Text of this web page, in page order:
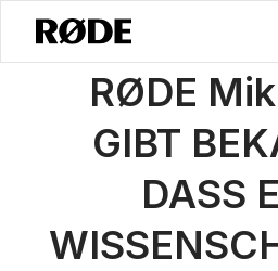
Nachrichten / RØDE Startet Die
RØDE
GIBT
DASS